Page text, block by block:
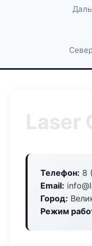
Laser
Телефон: 8
Email:
Город:
Режим